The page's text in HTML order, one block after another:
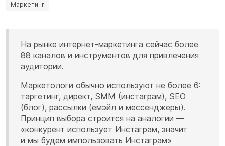
Маркетинг
На рынке интернет-маркетинга сейчас более
88 каналов и инструментов для привлечения
аудитории.
Маркетологи обычно используют не более 6:
таргетинг, директ, SMM (инстаграм), SEO
(блог), рассылки (емэйл и мессенджеры).
Принцип выбора строится на аналогии —
«конкурент использует Инстаграм, значит
и мы будем импользовать Инстаграм»